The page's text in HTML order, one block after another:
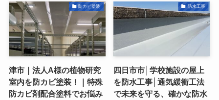
防カビ塗装
津市｜法人A様の植物研究
室内を防カビ塗装！｜特殊
防カビ剤配合塗料でお悩み
防水工事
四日市市│学校施設の屋上
を防水工事│通気緩衝工法
で未来を守る、確かな防水